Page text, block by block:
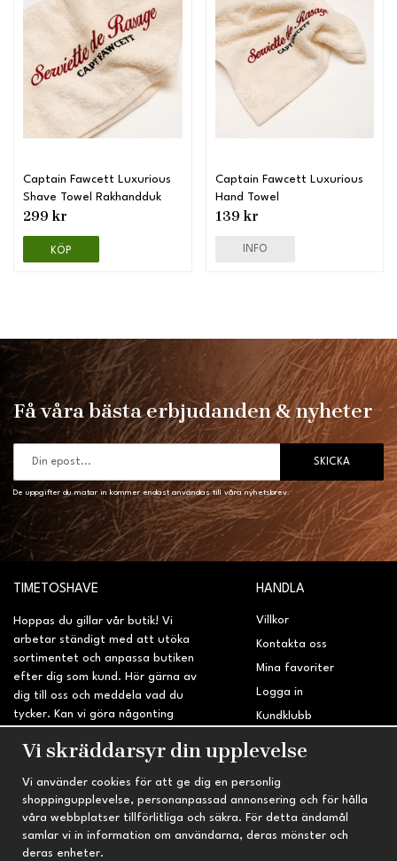
Captain Fawcett Luxurious
Shave Towel Rakhandduk
299 kr
KÖP
Captain Fawcett Luxurious
Hand Towel
139 kr
INFO
Få våra bästa erbjudanden & nyheter
SKICKA
De uppgifter du matar in kommer endast användas till våra nyhetsbrev.
TIMETOSHAVE
Hoppas du gillar vår butik! Vi
arbetar ständigt med att utöka
sortimentet och anpassa butiken
efter dig som kund. Hör gärna av
dig till oss och meddela vad du
tycker. Kan vi göra någonting
sidan?
HANDLA
Villkor
Kontakta oss
Mina favoriter
Logga in
Kundklubb
INFORMATION
Om oss
Nyheter
TRYGG HANDEL
Fri frakt vid köp över 695 kr
Vi skräddarsyr din upplevelse
Vi använder cookies för att ge dig en personlig
shoppingupplevelse, personanpassad annonsering och för hålla
våra webbplatser tillförlitliga och säkra. För detta ändamål
samlar vi in information om användarna, deras mönster och
deras enheter.